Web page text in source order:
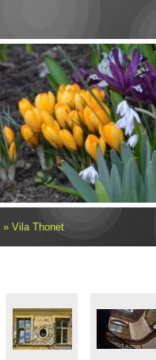
» Vila Thonet